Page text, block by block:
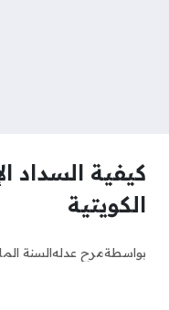
كيفية السداد
الكويتية
بواسطةمرح عدلهالسنة